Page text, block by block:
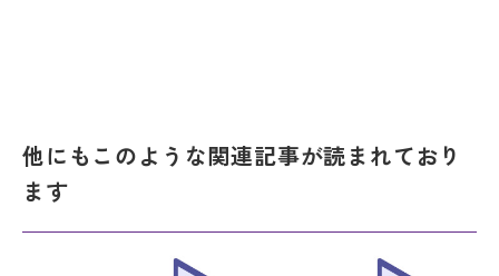
他にもこのような関連記事が読まれており
ます